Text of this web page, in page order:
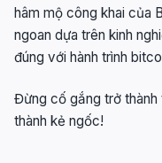
hâm mộ công khai của
ngoan dựa trên kinh
đúng với hành trình
Đừng cố gắng trở thành
thành kẻ ngốc!